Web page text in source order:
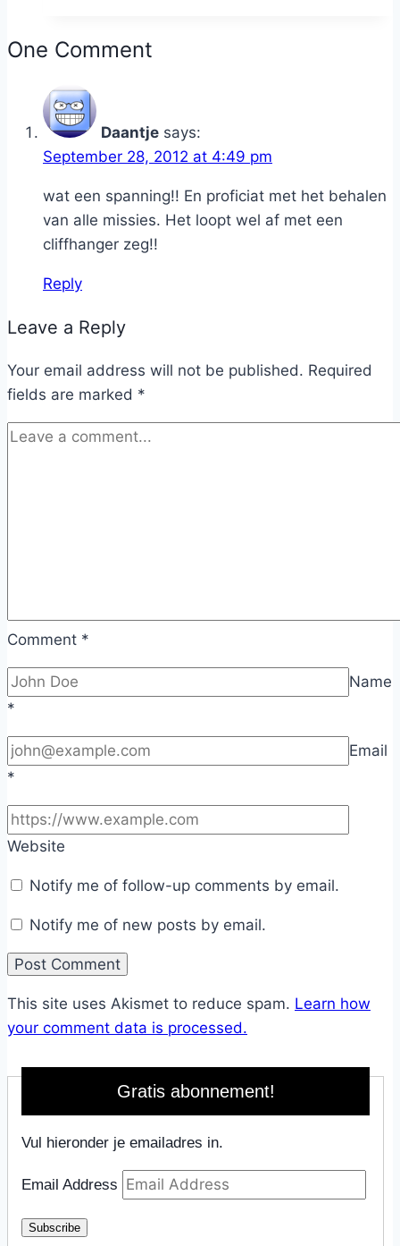
One Comment
Daantje says:
September 28, 2012 at 4:49 pm
wat een spanning!! En proficiat met het behalen
van alle missies. Het loopt wel af met een
cliffhanger zeg!!
Reply
Leave a Reply
Your email address will not be published. Required
fields are marked *
Comment *
Name
*
Email
*
Website
Notify me of follow-up comments by email.
Notify me of new posts by email.
This site uses Akismet to reduce spam. Learn how
your comment data is processed.
Gratis abonnement!
Vul hieronder je emailadres in.
Email Address
Subscribe